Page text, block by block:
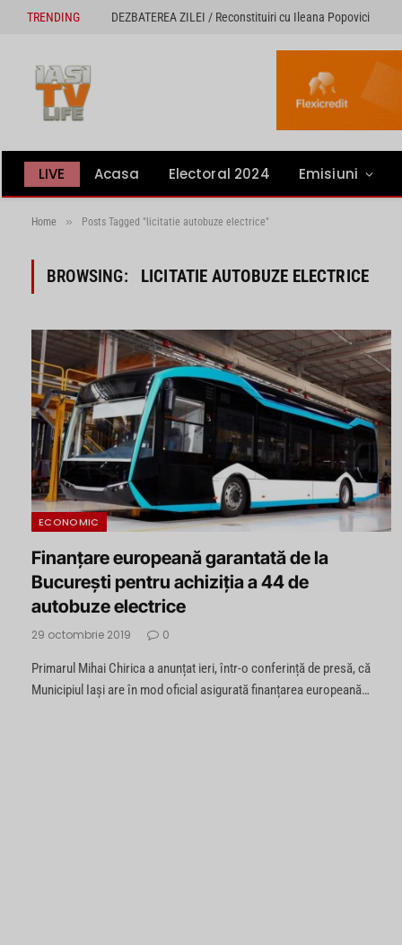
TRENDING DEZBATEREA ZILEI / Reconstituiri cu Ileana Popovici
LIVE Acasa Electoral 2024 Emisiuni
Home » Posts Tagged "licitatie autobuze electrice"
BROWSING: LICITATIE AUTOBUZE ELECTRICE
ECONOMIC
Finanțare europeană garantată de la
București pentru achiziția a 44 de
autobuze electrice
29 octombrie 2019 0
Primarul Mihai Chirica a anunțat ieri, într-o conferință de presă, că
Municipiul Iași are în mod oficial asigurată finanțarea europeană…